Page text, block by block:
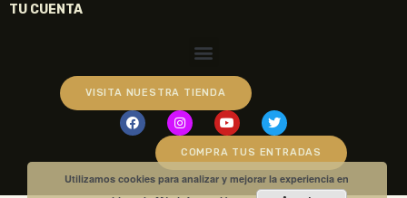
TU CUENTA
VISITA NUESTRA TIENDA
COMPRA TUS ENTRADAS
Utilizamos cookies para analizar y mejorar la experiencia en